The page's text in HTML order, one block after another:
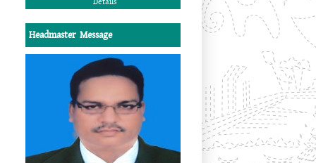
Headmaster Message